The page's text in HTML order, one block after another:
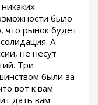
было
что рынок будет
А
не несут
Три
были за
вот к вам
дать вам